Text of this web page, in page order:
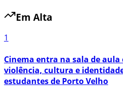
Em Alta
1
Cinema entra na sala de aula
violência, cultura e
estudantes de Porto Velho